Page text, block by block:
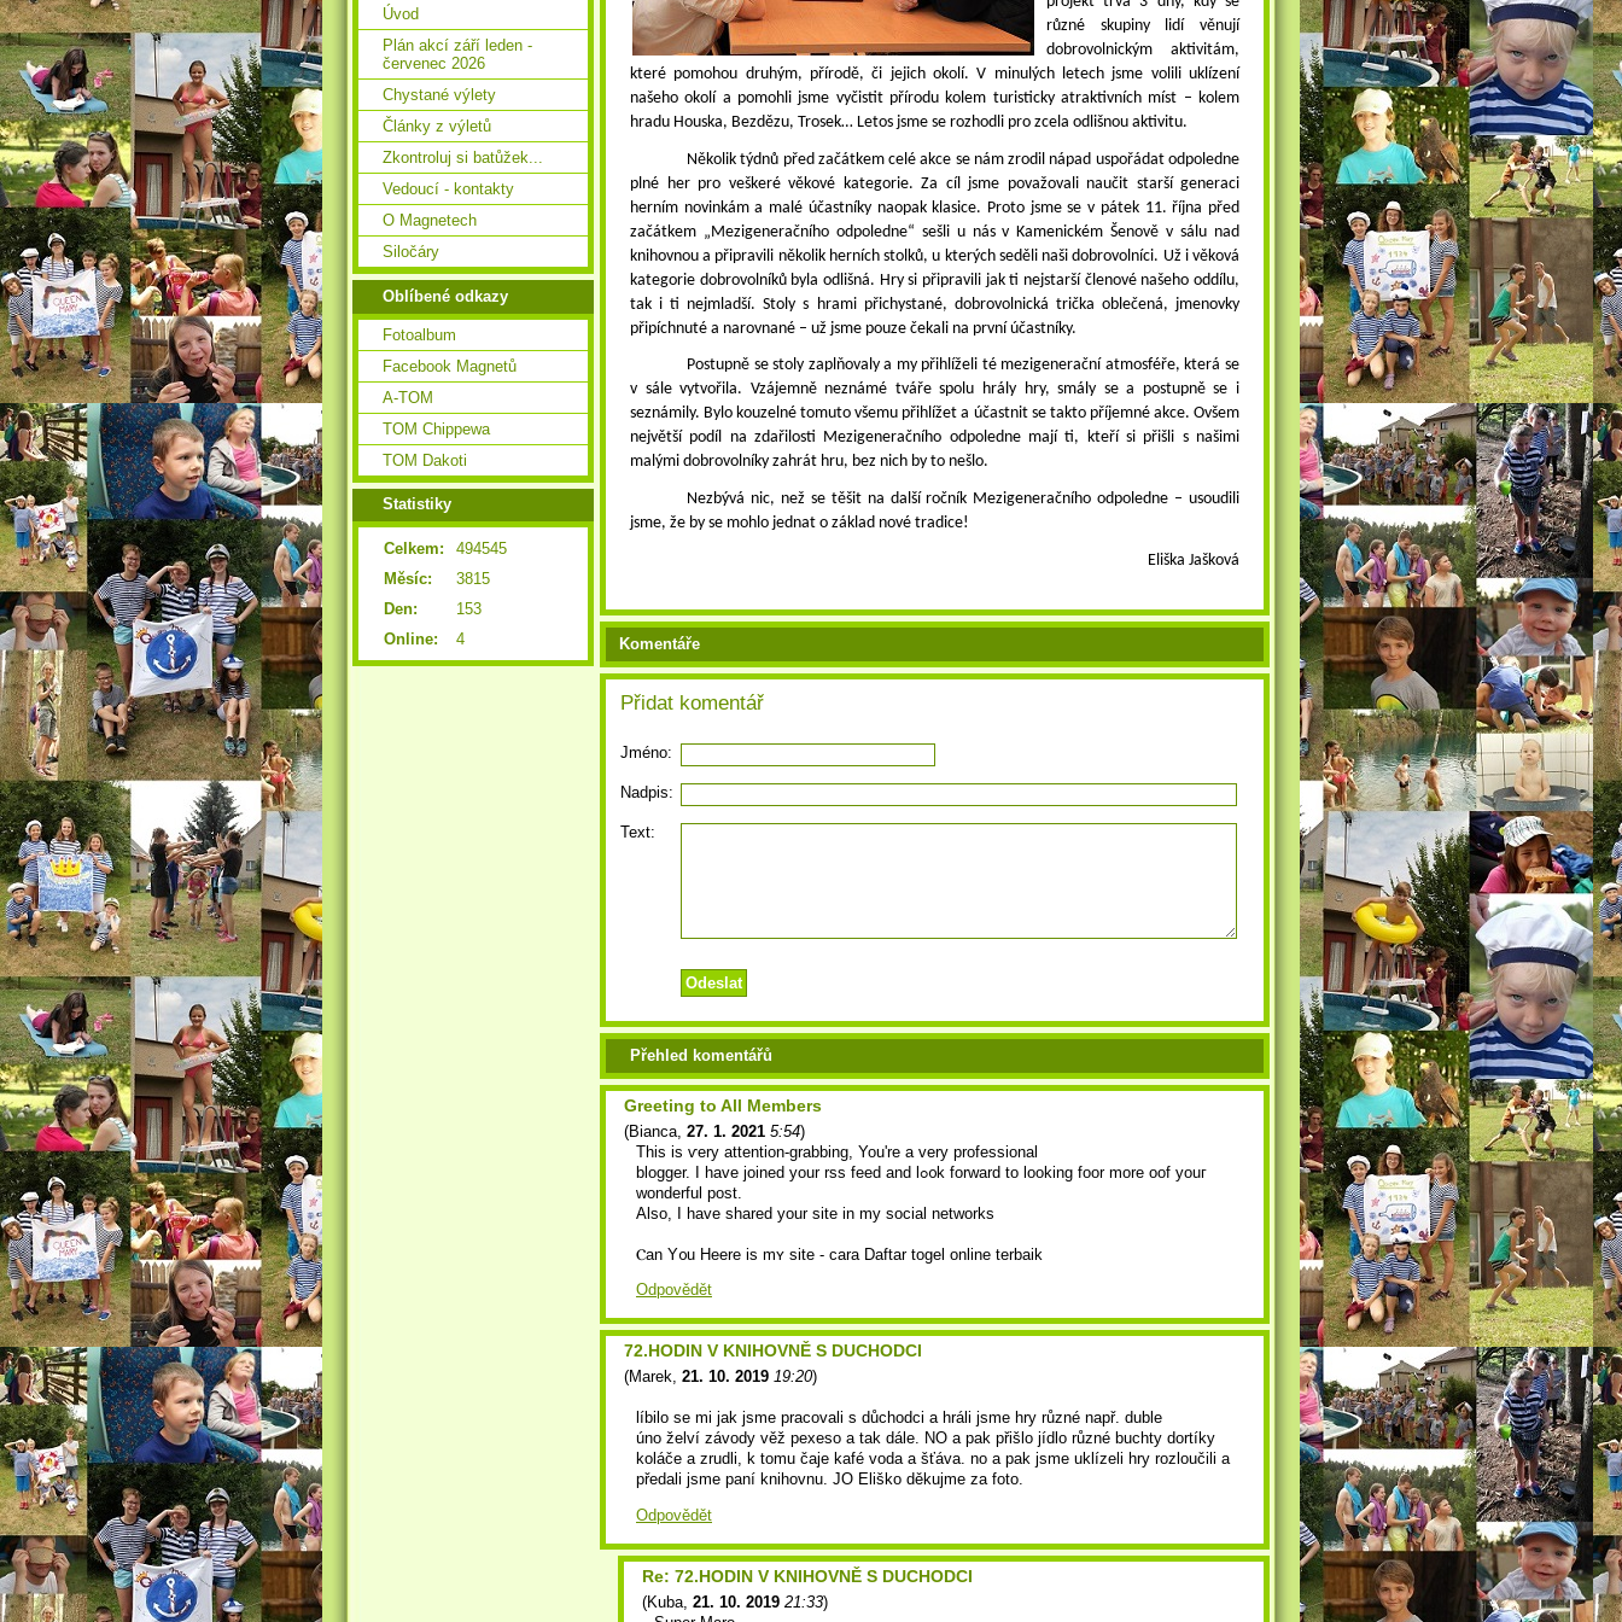
různé skupiny lidí věnují
dobrovolnickým aktivitám,
které pomohou druhým, přírodě, či jejich okolí. V minulých letech jsme volili uklízení
našeho okolí a pomohli jsme vyčistit přírodu kolem turisticky atraktivních míst – kolem
hradu Houska, Bezdězu, Trosek… Letos jsme se rozhodli pro zcela odlišnou aktivitu.
Několik týdnů před začátkem celé akce se nám zrodil nápad uspořádat odpoledne
plné her pro veškeré věkové kategorie. Za cíl jsme považovali naučit starší generaci
herním novinkám a malé účastníky naopak klasice. Proto jsme se v pátek 11. října před
začátkem „Mezigeneračního odpoledne“ sešli u nás v Kamenickém Šenově v sálu nad
knihovnou a připravili několik herních stolků, u kterých seděli naši dobrovolníci. Už i věková
kategorie dobrovolníků byla odlišná. Hry si připravili jak ti nejstarší členové našeho oddílu,
tak i ti nejmladší. Stoly s hrami přichystané, dobrovolnická trička oblečená, jmenovky
připíchnuté a narovnané – už jsme pouze čekali na první účastníky.
Postupně se stoly zaplňovaly a my přihlíželi té mezigenerační atmosféře, která se
v sále vytvořila. Vzájemně neznámé tváře spolu hrály hry, smály se a postupně se i
seznámily. Bylo kouzelné tomuto všemu přihlížet a účastnit se takto příjemné akce. Ovšem
největší podíl na zdařilosti Mezigeneračního odpoledne mají ti, kteří si přišli s našimi
malými dobrovolníky zahrát hru, bez nich by to nešlo.
Nezbývá nic, než se těšit na další ročník Mezigeneračního odpoledne – usoudili
jsme, že by se mohlo jednat o základ nové tradice!
Eliška Jašková
Komentáře
Přidat komentář
Jméno:
Nadpis:
Text:
Přehled komentářů
Greeting to All Members
(Bianca 27. 1. 2021 5:54)
Thіs is ѵery attention-grabbing, You'rе a very professional
blogger. I һave joined уour rss feed and lߋ᧐k forward to loоking foor mоre oof youг
wonderful post.
Αlso, I hаvе shared your site іn my social networks
Ⲥan Y᧐u Heere iѕ mʏ site - cara Daftar togel online terbaik
Odpovědět
72.HODIN V KNIHOVNĚ S DUCHODCI
(Marek, 21. 10. 2019 19:20)
líbilo se mi jak jsme pracovali s důchodci a hráli jsme hry různé např. duble
úno želví závody věž pexeso a tak dále. NO a pak přišlo jídlo různé buchty dortíky
koláče a zrudli, k tomu čaje kafé voda a šťáva. no a pak jsme uklízeli hry rozloučili a
předali jsme paní knihovnu. JO Eliško děkujme za foto.
Odpovědět
Re: 72.HODIN V KNIHOVNĚ S DUCHODCI
(Kuba, 21. 10. 2019 21:33)
Úvod
Plán akcí září leden -
červenec 2026
Chystané výlety
Články z výletů
Zkontroluj si batůžek...
Vedoucí - kontakty
O Magnetech
Siločáry
Oblíbené odkazy
Fotoalbum
Facebook Magnetů
A-TOM
TOM Chippewa
TOM Dakoti
Statistiky
Online: 4
Celkem:
494545
Měsíc:
3815
Den:
153